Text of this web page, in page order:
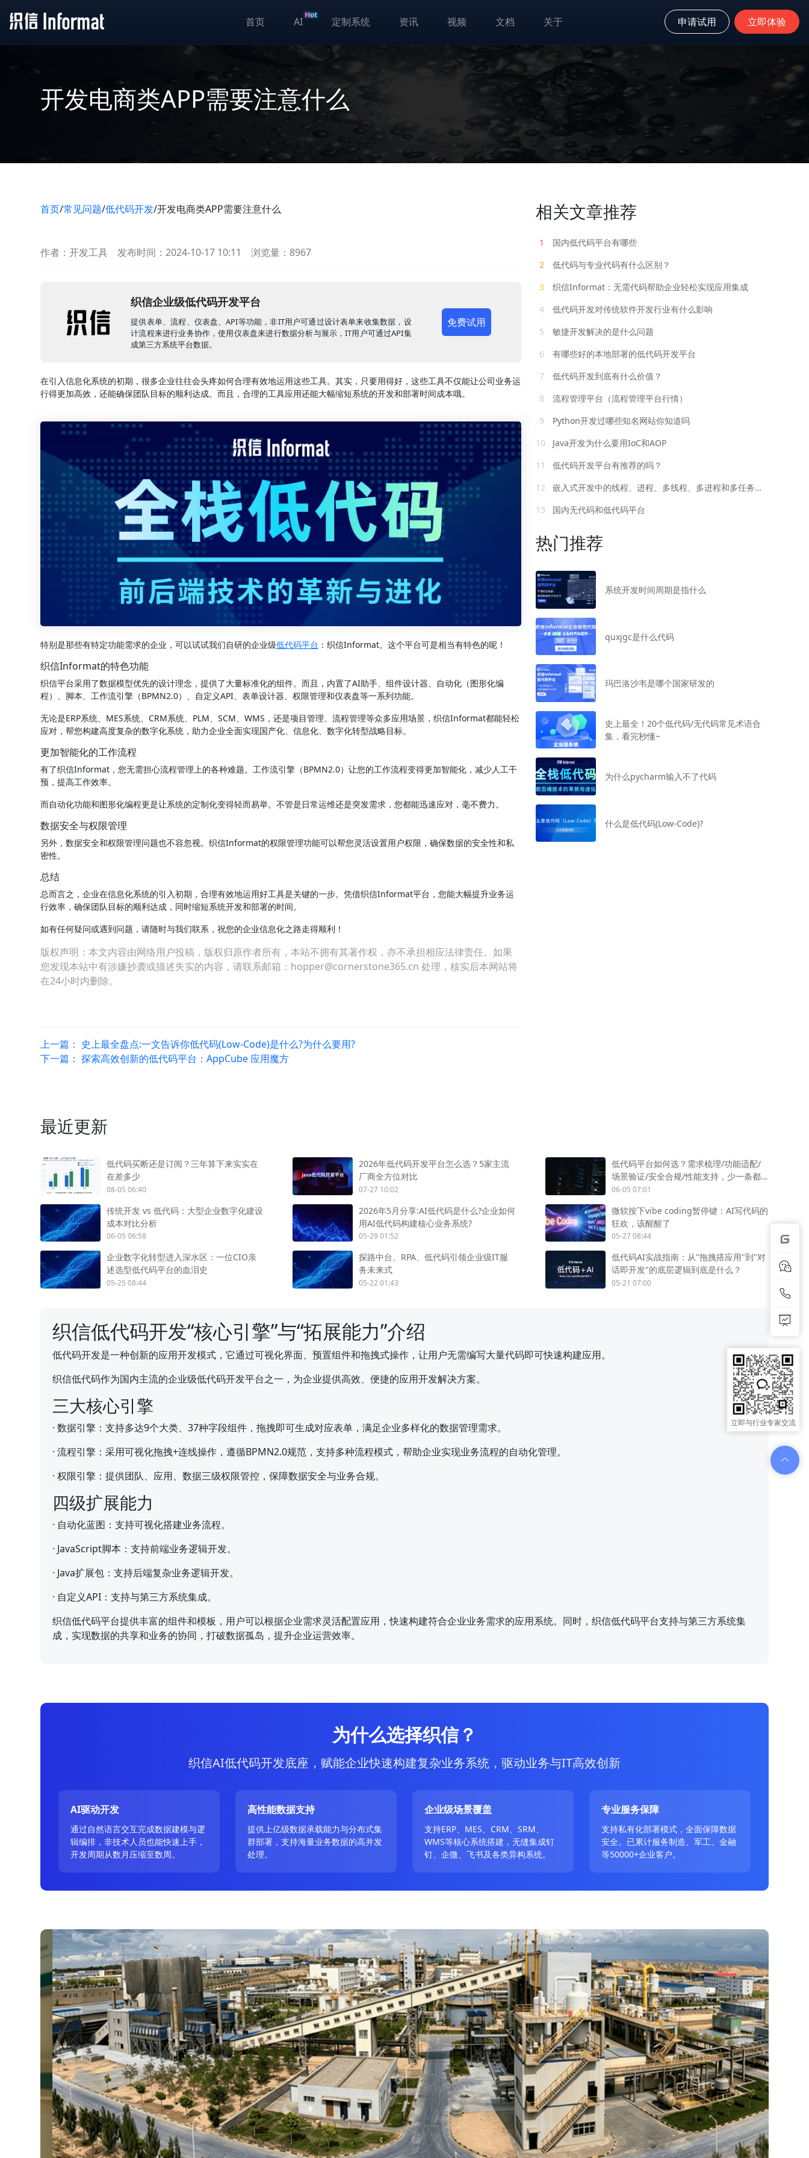
首页 AI
Hot
定制系统 资讯 视频 文档 关于 申请试用 立即体验
开发电商类APP需要注意什么
首页/常见问题/低代码开发/开发电商类APP需要注意什么
作者：开发工具 发布时间：2024-10-17 10:11 浏览量：8967
织信企业级低代码开发平台
提供表单、流程、仪表盘、API等功能，非IT用户可通过设计表单来收集数据，设
计流程来进行业务协作，使用仪表盘来进行数据分析与展示，IT用户可通过API集
成第三方系统平台数据。
免费试用
在引入信息化系统的初期，很多企业往往会头疼如何合理有效地运用这些工具。其实，只要用得好，这些工具不仅能让公司业务运
行得更加高效，还能确保团队目标的顺利达成。而且，合理的工具应用还能大幅缩短系统的开发和部署时间成本哦。
特别是那些有特定功能需求的企业，可以试试我们自研的企业级低代码平台 ：织信Informat。这个平台可是相当有特色的呢！
织信Informat的特色功能
织信平台采用了数据模型优先的设计理念，提供了大量标准化的组件。而且，内置了AI助手、组件设计器、自动化（图形化编
程）、脚本、工作流引擎（BPMN2.0）、自定义API、表单设计器、权限管理和仪表盘等一系列功能。
无论是ERP系统、MES系统、CRM系统、PLM、SCM、WMS，还是项目管理、流程管理等众多应用场景，织信Informat都能轻松
应对，帮您构建高度复杂的数字化系统，助力企业全面实现国产化、信息化、数字化转型战略目标。
更加智能化的工作流程
有了织信Informat，您无需担心流程管理上的各种难题。工作流引擎（BPMN2.0）让您的工作流程变得更加智能化，减少人工干
预，提高工作效率。
而自动化功能和图形化编程更是让系统的定制化变得轻而易举。不管是日常运维还是突发需求，您都能迅速应对，毫不费力。
数据安全与权限管理
另外，数据安全和权限管理问题也不容忽视。织信Informat的权限管理功能可以帮您灵活设置用户权限，确保数据的安全性和私
密性。
总结
总而言之，企业在信息化系统的引入初期，合理有效地运用好工具是关键的一步。凭借织信Informat平台，您能大幅提升业务运
行效率，确保团队目标的顺利达成，同时缩短系统开发和部署的时间。
如有任何疑问或遇到问题，请随时与我们联系，祝您的企业信息化之路走得顺利！
版权声明：本文内容由网络用户投稿，版权归原作者所有，本站不拥有其著作权，亦不承担相应法律责任。如果
您发现本站中有涉嫌抄袭或描述失实的内容，请联系邮箱：hopper@cornerstone365.cn 处理，核实后本网站将
在24小时内删除。
上一篇： 史上最全盘点:一文告诉你低代码(Low-Code)是什么?为什么要用?
下一篇：探索高效创新的低代码平台：AppCube 应用魔方
相关文章推荐
1
国内低代码平台有哪些
2
低代码与专业代码有什么区别？
3
织信Informat：无需代码帮助企业轻松实现应用集成
4
低代码开发对传统软件开发行业有什么影响
5
敏捷开发解决的是什么问题
6
有哪些好的本地部署的低代码开发平台
7
低代码开发到底有什么价值？
8
流程管理平台（流程管理平台行情）
9
Python开发过哪些知名网站你知道吗
10
Java开发为什么要用IoC和AOP
11
低代码开发平台有推荐的吗？
12
嵌入式开发中的线程、进程、多线程、多进程和多任务有什么关系
13
国内无代码和低代码平台
热门推荐
系统开发时间周期是指什么
quxjgc是什么代码
玛巴洛沙韦是哪个国家研发的
史上最全！20个低代码/无代码常见术语合
集，看完秒懂~
为什么pycharm输入不了代码
什么是低代码(Low-Code)?
最近更新
低代码买断还是订阅？三年算下来实实在
在差多少
08-05 06:40
2026年低代码开发平台怎么选？5家主流
厂商全方位对比
07-27 10:02
低代码平台如何选？需求梳理/功能适配/
场景验证/安全合规/性能支持，少一条都
不行
06-05 07:01
传统开发 vs 低代码：大型企业数字化建设
成本对比分析
06-05 06:58
2026年5月分享:AI低代码是什么?企业如何
用AI低代码构建核心业务系统?
05-29 01:52
微软按下vibe coding暂停键：AI写代码的
狂欢，该醒醒了
05-27 08:44
企业数字化转型进入深水区：一位CIO亲
述选型低代码平台的血泪史
05-25 08:44
探路中台、RPA、低代码引领企业级IT服
务未来式
05-22 01:43
低代码AI实战指南：从"拖拽搭应用"到"对
话即开发"的底层逻辑到底是什么？
05-21 07:00
织信低代码开发“核心引擎”与“拓展能力”介绍
低代码开发是一种创新的应用开发模式，它通过可视化界面、预置组件和拖拽式操作，让用户无需编写大量代码即可快速构建应用。
织信低代码作为国内主流的企业级低代码开发平台之一，为企业提供高效、便捷的应用开发解决方案。
三大核心引擎
·数据引擎：支持多达9个大类、37种字段组件，拖拽即可生成对应表单，满足企业多样化的数据管理需求。
·流程引擎：采用可视化拖拽+连线操作，遵循BPMN2.0规范，支持多种流程模式，帮助企业实现业务流程的自动化管理。
·权限引擎：提供团队、应用、数据三级权限管控，保障数据安全与业务合规。
四级扩展能力
· 自动化蓝图：支持可视化搭建业务流程。
· JavaScript脚本：支持前端业务逻辑开发。
· Java扩展包：支持后端复杂业务逻辑开发。
· 自定义API：支持与第三方系统集成。
织信低代码平台提供丰富的组件和模板，用户可以根据企业需求灵活配置应用，快速构建符合企业业务需求的应用系统。同时，织信低代码平台支持与第三方系统集
成，实现数据的共享和业务的协同，打破数据孤岛，提升企业运营效率。
为什么选择织信？
织信AI低代码开发底座，赋能企业快速构建复杂业务系统，驱动业务与IT高效创新
AI驱动开发
通过自然语言交互完成数据建模与逻
辑编排，非技术人员也能快速上手，
开发周期从数月压缩至数周。
高性能数据支持
提供上亿级数据承载能力与分布式集
群部署，支持海量业务数据的高并发
处理。
企业级场景覆盖
支持ERP、MES、CRM、SRM、
WMS等核心系统搭建，无缝集成钉
钉、企微、飞书及各类异构系统。
专业服务保障
支持私有化部署模式，全面保障数据
安全。已累计服务制造、军工、金融
等50000+企业客户。
立即与行业专家交流